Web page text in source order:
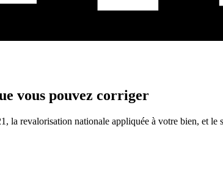
vous pouvez corriger
la revalorisation nationale appliquée à votre bien, et